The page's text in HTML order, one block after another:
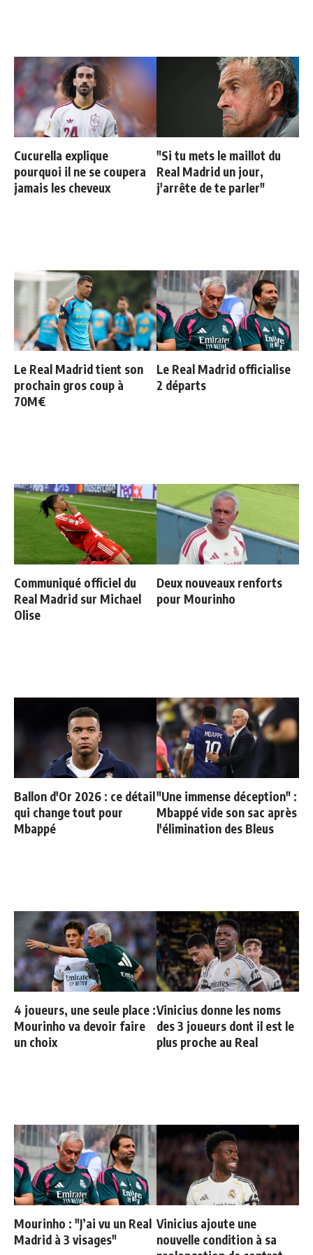
Cucurella explique
pourquoi il ne se coupera
jamais les cheveux
"Si tu mets le maillot du
Real Madrid un jour,
j'arrête de te parler"
Le Real Madrid tient son
prochain gros coup à
70M€
Le Real Madrid officialise
2 départs
Communiqué officiel du
Real Madrid sur Michael
Olise
Deux nouveaux renforts
pour Mourinho
Ballon d'Or 2026 : ce détail
qui change tout pour
Mbappé
"Une immense déception" :
Mbappé vide son sac après
l'élimination des Bleus
4 joueurs, une seule place :
Mourinho va devoir faire
un choix
Vinicius donne les noms
des 3 joueurs dont il est le
plus proche au Real
Mourinho : "J’ai vu un Real
Madrid à 3 visages"
Vinicius ajoute une
nouvelle condition à sa